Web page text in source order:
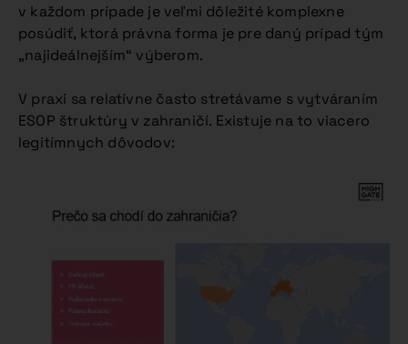
v každom prípade je veľmi dôležité komplexne
posúdiť, ktorá právna forma je pre daný prípad tým
„najideálnejším“ výberom.
V praxi sa relatívne často stretávame s vytváraním
ESOP štruktúry v zahraničí. Existuje na to viacero
legitímnych dôvodov: